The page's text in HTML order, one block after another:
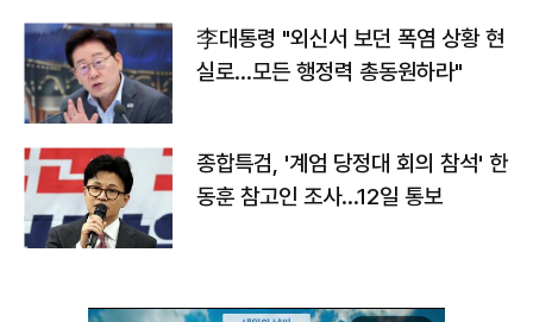
李대통령 "외신서 보던 폭염 상황 현
실로…모든 행정력 총동원하라"
종합특검, '계엄 당정대 회의 참석' 한
동훈 참고인 조사...12일 통보